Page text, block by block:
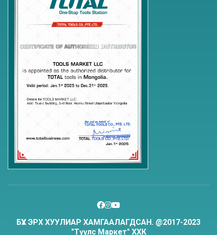
БҮХ ЭРХ ХУУЛИАР ХАМГААЛАГДСАН. @2017-2023
"Түүлс Маркет" ХХК